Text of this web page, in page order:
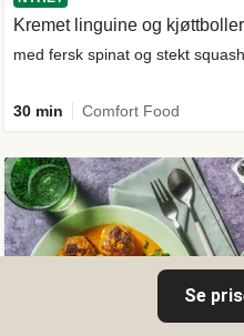
Kremet linguine og kjøttboller
med fersk spinat og stekt squash
30 min Comfort Food
Se